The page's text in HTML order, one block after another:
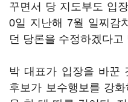
꾸면서 당 지도부도 입
0일 지난해 7월 일찌감
던 당론을 수정하겠다고
박 대표가 입장을 바꾼
후보가 보수행보를 강